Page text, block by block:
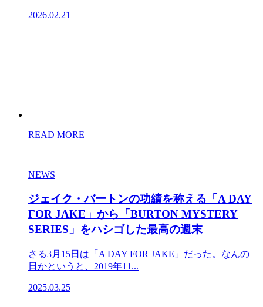
2026.02.21
READ MORE
NEWS
ジェイク・バートンの功績を称える「A DAY
FOR JAKE」から「BURTON MYSTERY
SERIES」をハシゴした最高の週末
さる3月15日は「A DAY FOR JAKE」だった。なんの
日かというと、2019年11...
2025.03.25